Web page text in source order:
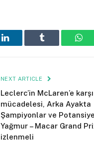
LinkedIn Tumblr
NEXT ARTICLE
Leclerc’in McLaren’e karşı
mücadelesi, Arka Ayakta
Şampiyonlar ve
Yağmur – Macar Grand
izlenmeli